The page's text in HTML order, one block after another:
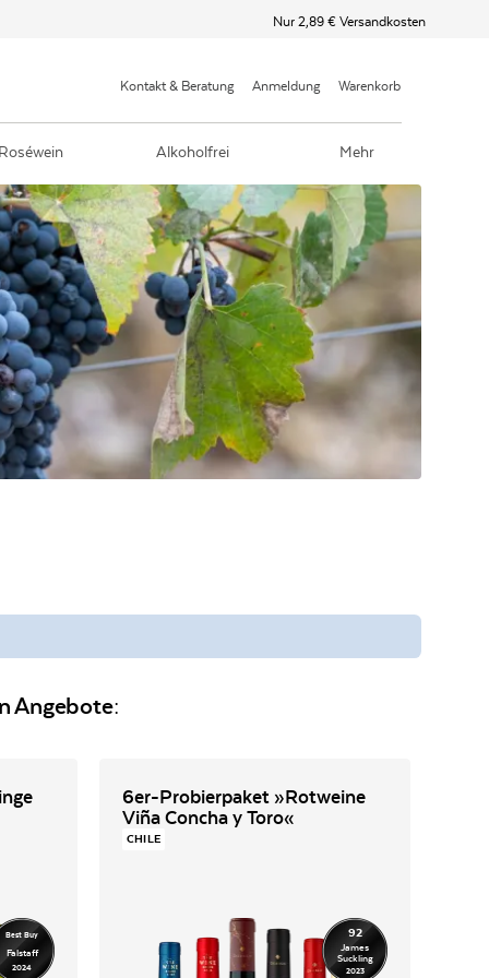
Nur 2,89 € Versandkosten
Kontakt & Beratung Anmeldung Warenkorb
Roséwein Alkoholfrei Mehr
Angebote:
Best Buy
Falstaff
2024
6er-Probierpaket »Rotweine
Viña Concha y Toro«
CHILE
92
James
Suckling
2023